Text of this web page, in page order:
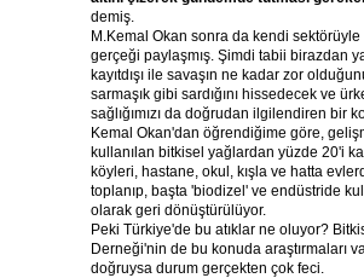
demiş.
M.Kemal Okan sonra da kendi sektörüyle
gerçeği paylaşmış. Şimdi tabii birazdan
kayıtdışı ile savaşın ne kadar zor
sarmaşık gibi sardığını hissedecek ve
sağlığımızı da doğrudan ilgilendiren bir
Kemal Okan'dan öğrendiğime göre,
kullanılan bitkisel yağlardan yüzde 20'i
köyleri, hastane, okul, kışla ve hatta
toplanıp, başta 'biodizel' ve endüstride
olarak geri dönüştürülüyor.
Peki Türkiye'de bu atıklar ne oluyor?
Derneği'nin de bu konuda araştırmaları
doğruysa durum gerçekten çok feci.